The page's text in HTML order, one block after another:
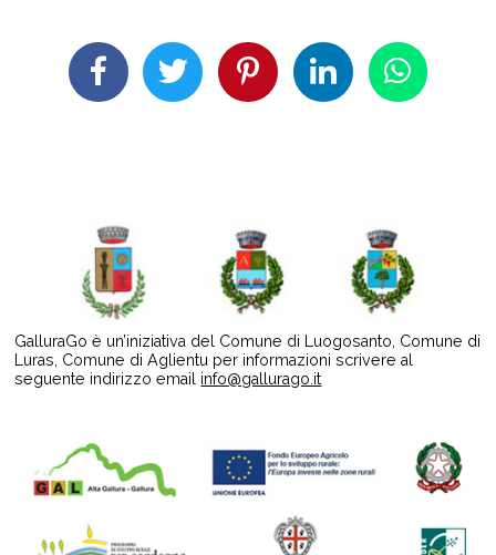
GalluraGo è un’iniziativa del Comune di Luogosanto, Comune di
Luras, Comune di Aglientu per informazioni scrivere al
seguente indirizzo email info@gallurago.it